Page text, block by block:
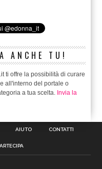
ANCHE TU!
ti offre la possibilità di curare
all'interno del portale o
a tua scelta. Invia la
AIUTO CONTATTI